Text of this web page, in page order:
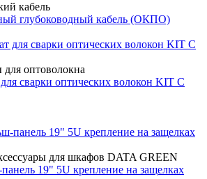
кабель
глубоководный кабель (ОКПО)
оптоволокна
сварки оптических волокон KIT C
для шкафов DATA GREEN
19" 5U крепление на защелках